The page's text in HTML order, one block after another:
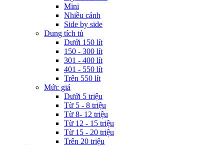
Mini
Nhiều cánh
Side by side
Dung tích tủ
Dưới 150 lít
150 - 300 lít
301 - 400 lít
401 - 550 lít
Trên 550 lít
Mức giá
Dưới 5 triệu
Từ 5 - 8 triệu
Từ 8- 12 triệu
Từ 12 - 15 triệu
Từ 15 - 20 triệu
Trên 20 triệu